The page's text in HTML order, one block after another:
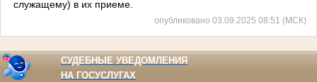
служащему) в их приеме.
опубликовано 03.09.2025 08:51 (МСК)
СУДЕБНЫЕ УВЕДОМЛЕНИЯ
НА ГОСУСЛУГАХ